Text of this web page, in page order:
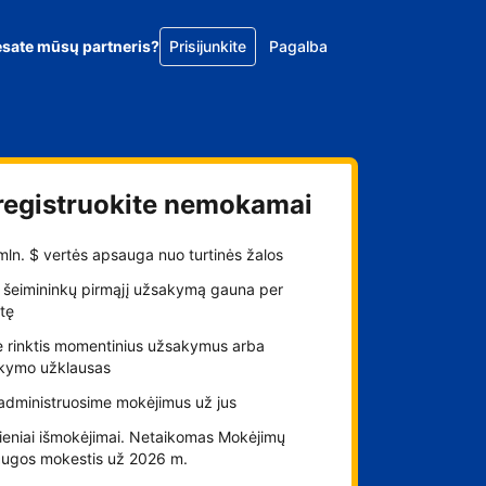
mūsų partneris? Prisijunkite Pagalba
nemokamai
$ vertės apsauga nuo turtinės žalos
šeimininkų pirmąjį užsakymą gauna per
rinktis momentinius užsakymus arba
užklausas
mokėjimus už jus
išmokėjimai. Netaikomas Mokėjimų
mokestis už 2026 m.